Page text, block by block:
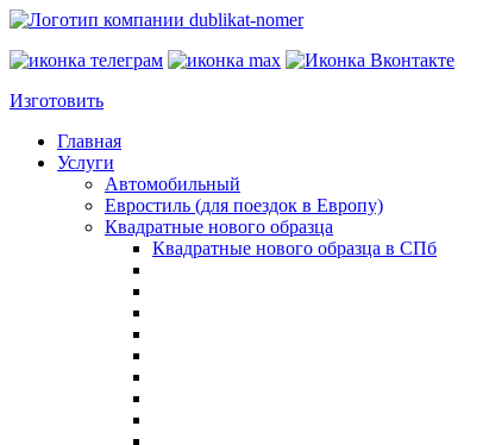
Изготовить
Главная
Услуги
Автомобильный
Евростиль (для поездок в Европу)
Квадратные нового образца
Квадратные нового образца в СПб